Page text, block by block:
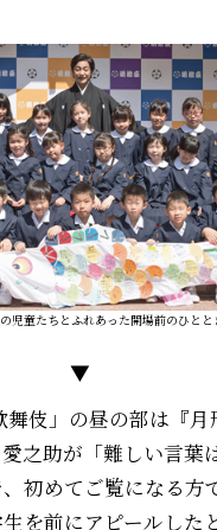
児童たちとふれあった開場前のひとと
▼
伎」の昼の部は『月
之助が「難しい言葉
初めてご覧になる方
を前にアピールした